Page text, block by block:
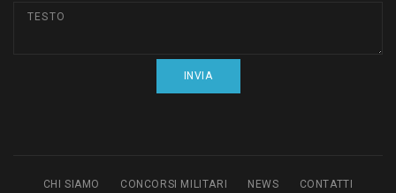
CHI SIAMO CONCORSI MILITARI NEWS CONTATTI